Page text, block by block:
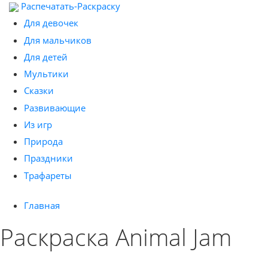
Распечатать-Раскраску
Для девочек
Для мальчиков
Для детей
Мультики
Сказки
Развивающие
Из игр
Природа
Праздники
Трафареты
Главная
Раскраска Animal Jam